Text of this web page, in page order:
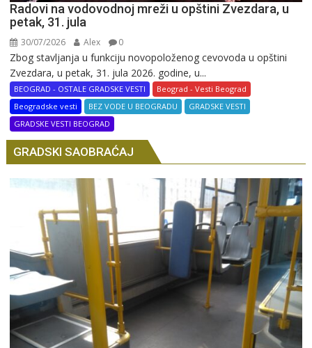
Radovi na vodovodnoj mreži u opštini Zvezdara, u
petak, 31. jula
30/07/2026 Alex 0
Zbog stavljanja u funkciju novopoloženog cevovoda u opštini
Zvezdara, u petak, 31. jula 2026. godine, u...
BEOGRAD - OSTALE GRADSKE VESTI
Beograd - Vesti Beograd
Beogradske vesti
BEZ VODE U BEOGRADU
GRADSKE VESTI
GRADSKE VESTI BEOGRAD
GRADSKI SAOBRAĆAJ